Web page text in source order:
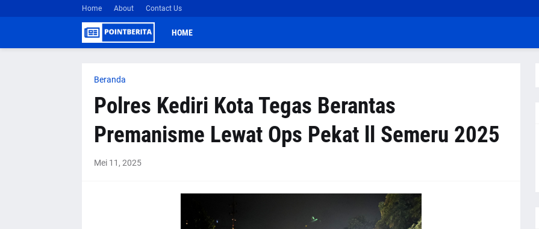
Home About Contact Us
HOME
Beranda
Polres Kediri Kota Tegas Berantas
Premanisme Lewat Ops Pekat ll Semeru 2025
Mei 11, 2025